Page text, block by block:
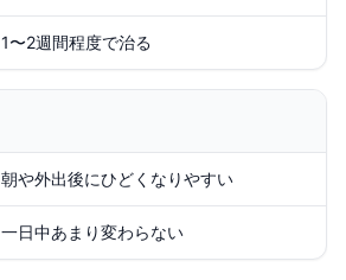
1〜2週間程度で治る
朝や外出後にひどくなりやすい
一日中あまり変わらない